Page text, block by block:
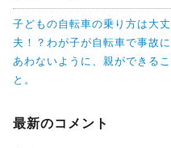
子どもの自転車の乗り方は大丈
夫！？わが子が自転車で事故に
あわないように、親ができるこ
と。
最新のコメント